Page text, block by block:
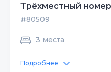
Трёхместный
#80509
3 места
Подробнее